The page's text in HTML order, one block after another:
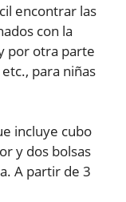
encontrar las
con la
por otra parte
para niñas
incluye cubo
y dos bolsas
A partir de 3